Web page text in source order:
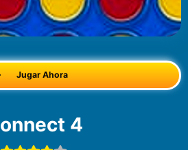
Jugar Ahora
Connect 4